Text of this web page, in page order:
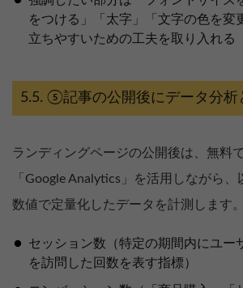
をつける」「太字」「文字の色を変
立ちやすいための工夫を取り入れる
⑤記事の公開後にデータ分析
ランディングページの公開後は、無料
「Google Analytics」を活用しながら
数値で定量化したデータを計測します。
セッション数（特定の期間内にユー
を訪問した回数を表す指標）